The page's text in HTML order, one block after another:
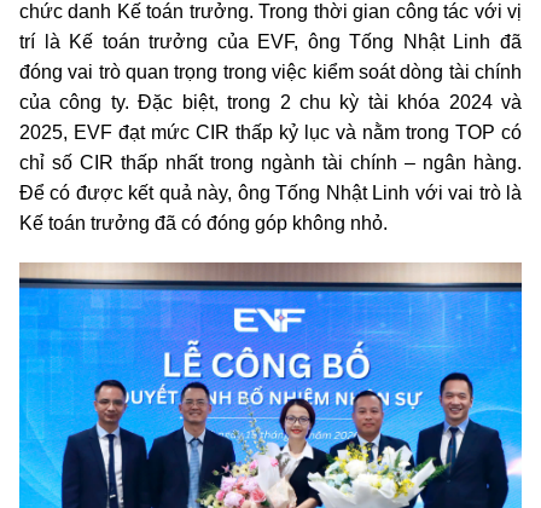
chức danh Kế toán trưởng. Trong thời gian công tác với vị
trí là Kế toán trưởng của EVF, ông Tống Nhật Linh đã
đóng vai trò quan trọng trong việc kiểm soát dòng tài chính
của công ty. Đặc biệt, trong 2 chu kỳ tài khóa 2024 và
2025, EVF đạt mức CIR thấp kỷ lục và nằm trong TOP có
chỉ số CIR thấp nhất trong ngành tài chính – ngân hàng.
Để có được kết quả này, ông Tống Nhật Linh với vai trò là
Kế toán trưởng đã có đóng góp không nhỏ.